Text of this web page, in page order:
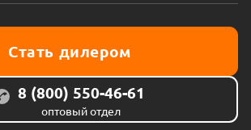
Стать дилером
8 (800) 550-46-61
оптовый отдел